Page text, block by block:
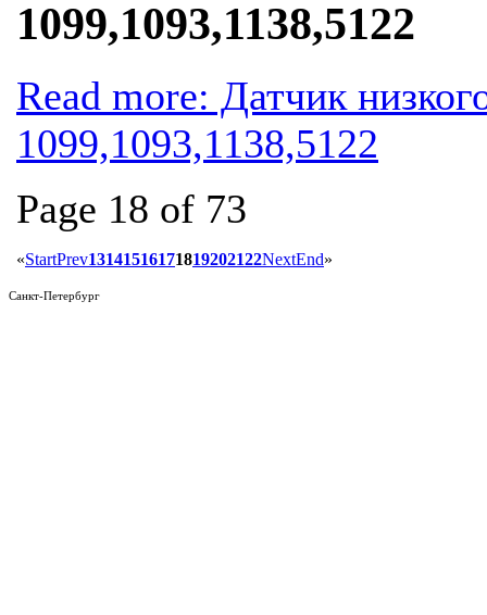
1099,1093,1138,5122
Read more: Датчик
1099,1093,1138,5122
Page 18 of 73
«StartPrev13141516171819202122NextEnd»
Санкт-Петербург